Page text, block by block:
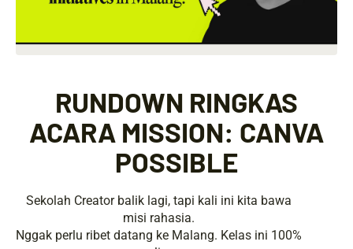
RUNDOWN RINGKAS
ACARA MISSION: CANVA
POSSIBLE
Sekolah Creator balik lagi, tapi kali ini kita bawa
misi rahasia.
Nggak perlu ribet datang ke Malang. Kelas ini 100%